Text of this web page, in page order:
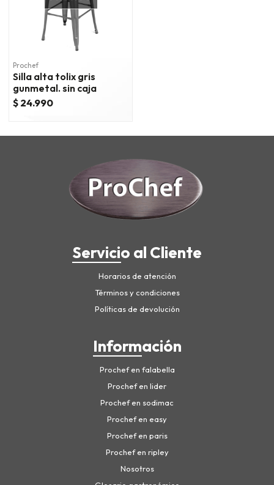
Prochef
Silla alta tolix gris
gunmetal. sin caja
$ 24.990
Servicio al Cliente
Horarios de atención
Términos y condiciones
Políticas de devolución
Información
Prochef en falabella
Prochef en lider
Prochef en sodimac
Prochef en easy
Prochef en paris
Prochef en ripley
Nosotros